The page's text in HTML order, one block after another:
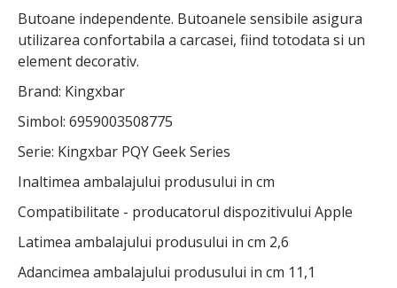
Butoane independente. Butoanele sensibile asigura
utilizarea confortabila a carcasei, fiind totodata si un
element decorativ.
Brand: Kingxbar
Simbol: 6959003508775
Serie: Kingxbar PQY Geek Series
Inaltimea ambalajului produsului in cm
Compatibilitate - producatorul dispozitivului Apple
Latimea ambalajului produsului in cm 2,6
Adancimea ambalajului produsului in cm 11,1